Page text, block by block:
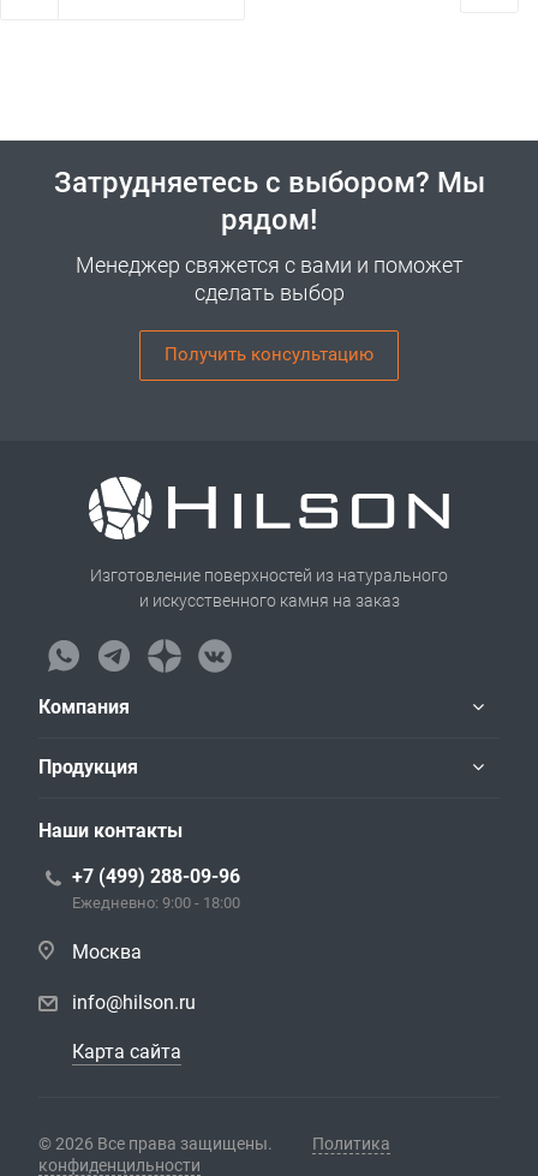
Затрудняетесь с выбором? Мы
рядом!
Менеджер свяжется с вами и поможет
сделать выбор
Получить консультацию
Изготовление поверхностей из натурального
и искусственного камня на заказ
Компания
Продукция
Наши контакты
+7 (499) 288-09-96
Ежедневно: 9:00 - 18:00
Москва
info@hilson.ru
Карта сайта
© 2026 Все права защищены.
Политика
конфиденцильности